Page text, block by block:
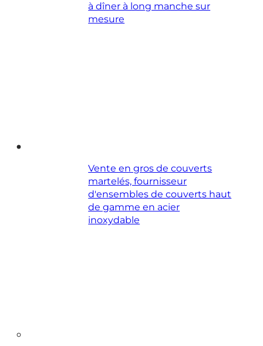
à dîner à long manche sur
mesure
Vente en gros de couverts
martelés, fournisseur
d'ensembles de couverts haut
de gamme en acier
inoxydable